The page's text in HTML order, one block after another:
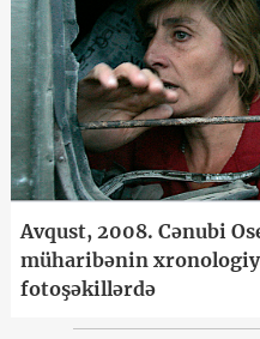
Avqust, 2008. Cənubi
müharibənin
fotoşəkillərdə